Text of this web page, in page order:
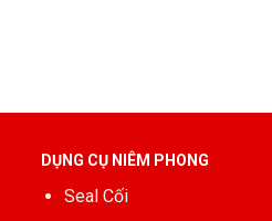
DỤNG CỤ NIÊM PHONG
Seal Cối